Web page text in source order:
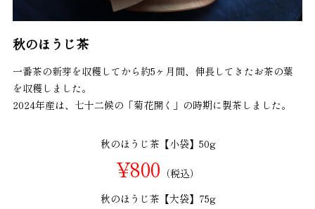
秋のほうじ茶
一番茶の新芽を収穫してから約5ヶ月間、伸長してきたお茶の葉
を収穫しました。
2024年産は、七十二候の「菊花開く」の時期に製茶しました。
秋のほうじ茶【小袋】50g
¥800 （税込）
秋のほうじ茶【大袋】75g